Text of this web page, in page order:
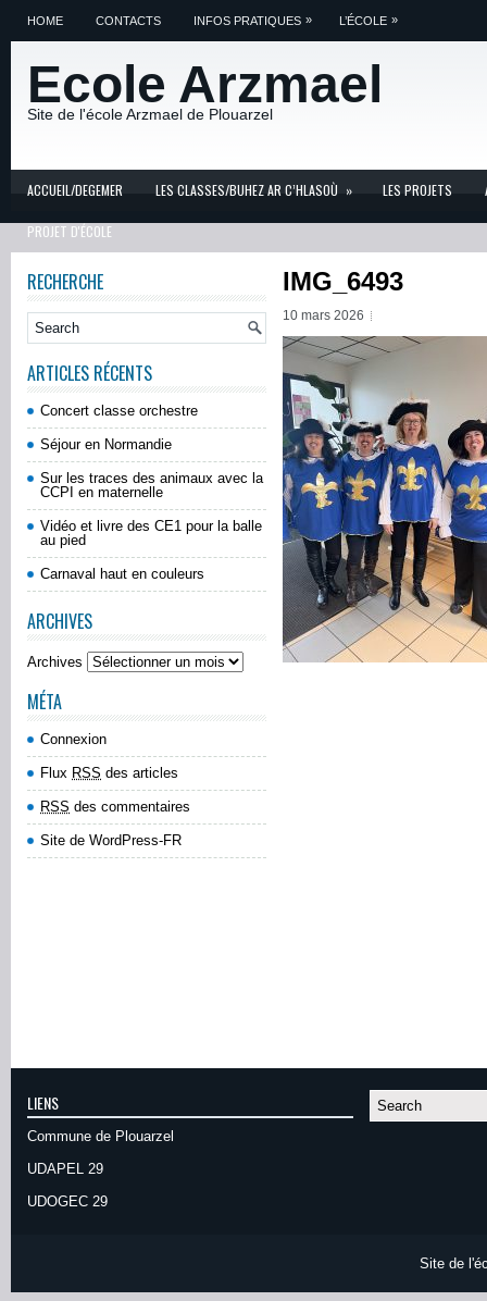
HOME CONTACTS INFOS PRATIQUES » L’ÉCOLE »
Ecole Arzmael
Site de l'école Arzmael de Plouarzel
ACCUEIL/DEGEMER LES CLASSES/BUHEZ AR C’HLASOÙ » LES PROJETS
PROJET D'ÉCOLE
IMG_6493
10 mars 2026
RECHERCHE
ARTICLES RÉCENTS
Concert classe orchestre
Séjour en Normandie
Sur les traces des animaux avec la
CCPI en maternelle
Vidéo et livre des CE1 pour la balle
au pied
Carnaval haut en couleurs
ARCHIVES
Archives
MÉTA
Connexion
Flux RSS des articles
RSS des commentaires
Site de WordPress-FR
LIENS
Commune de Plouarzel
UDAPEL 29
UDOGEC 29
Site de